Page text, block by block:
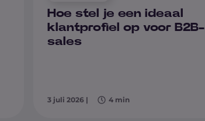
3 juli 2026 | 4 min
Hoe stel je een ideaal
klantprofiel op voor B2B-
sales